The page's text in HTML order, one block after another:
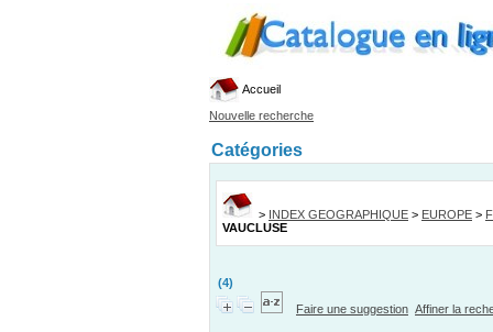
Accueil
Nouvelle recherche
Catégories
> INDEX GEOGRAPHIQUE > EUROPE >
VAUCLUSE
(4)
Faire une suggestion Affiner la